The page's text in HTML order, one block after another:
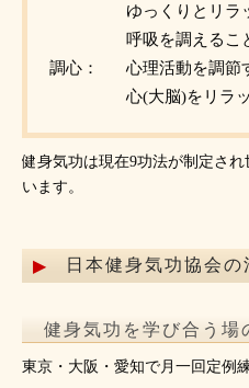
ゆっくりとリラ
呼吸を調えるこ
調心：
心理活動を調節
心(大脳)をリラ
健身気功は現在9功法が制定さ
います。
日本健身気功協会の
健身気功を学び合う場
東京・大阪・愛知で月一回定例